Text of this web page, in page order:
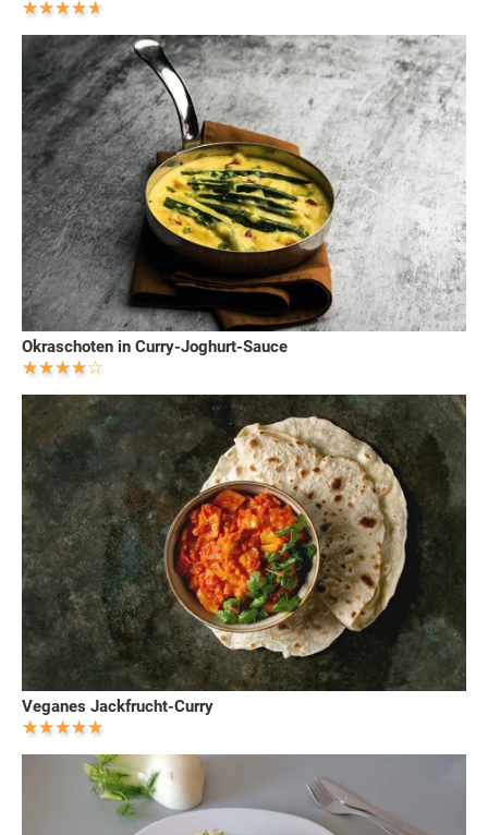
Okraschoten in Curry-Joghurt-Sauce
Veganes Jackfrucht-Curry